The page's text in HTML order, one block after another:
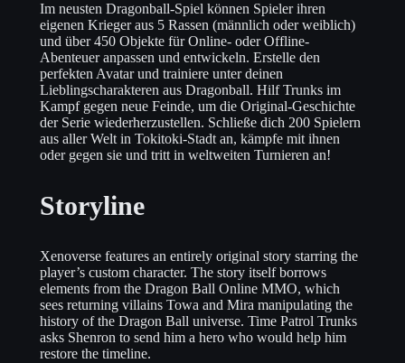
Im neusten Dragonball-Spiel können Spieler ihren
eigenen Krieger aus 5 Rassen (männlich oder weiblich)
und über 450 Objekte für Online- oder Offline-
Abenteuer anpassen und entwickeln. Erstelle den
perfekten Avatar und trainiere unter deinen
Lieblingscharakteren aus Dragonball. Hilf Trunks im
Kampf gegen neue Feinde, um die Original-Geschichte
der Serie wiederherzustellen. Schließe dich 200 Spielern
aus aller Welt in Tokitoki-Stadt an, kämpfe mit ihnen
oder gegen sie und tritt in weltweiten Turnieren an!
Storyline
Xenoverse features an entirely original story starring the
player’s custom character. The story itself borrows
elements from the Dragon Ball Online MMO, which
sees returning villains Towa and Mira manipulating the
history of the Dragon Ball universe. Time Patrol Trunks
asks Shenron to send him a hero who would help him
restore the timeline.